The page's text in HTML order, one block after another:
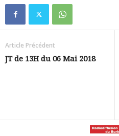
Article Précédent
JT de 13H du 06 Mai 2018